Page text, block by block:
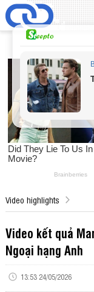
Video highlights
Video kết quả
Ngoại hạng Anh
13:53 24/05/2026